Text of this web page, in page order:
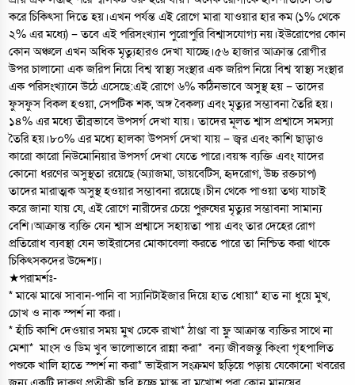
করে চিকিৎসা দিতে হয়।এখন পর্যন্ত এই রোগে মারা যাওয়ার হার কম (১% থেকে
২% এর মধ্যে) – তবে এই পরিসংখ্যান পুরোপুরি বিশ্বাসযোগ্য নয়।ইউরোপের কোন
কোন অঞ্চলে এখন অধিক মৃত্যুহারও দেখা যাচ্ছে।৫৬ হাজার আক্রান্ত রোগীর
উপর চালানো এক জরিপ নিয়ে বিশ্ব স্বাস্থ্য সংস্থার এক জরিপ নিয়ে বিশ্ব স্বাস্থ্য সংস্থার
এক পরিসংখ্যানে উঠে এসেছে:এই রোগে ৬% কঠিনভাবে অসুস্থ হয় – তাদের
ফুসফুস বিকল হওয়া, সেপটিক শক, অঙ্গ বৈকল্য এবং মৃত্যুর সম্ভাবনা তৈরি হয়।
১৪% এর মধ্যে তীব্রভাবে উপসর্গ দেখা যায়। তাদের মূলত শ্বাস প্রশ্বাসে সমস্যা
তৈরি হয়।৮০% এর মধ্যে হালকা উপসর্গ দেখা যায় – জ্বর এবং কাশি ছাড়াও
কারো কারো নিউমোনিয়ার উপসর্গ দেখা যেতে পারে।বয়স্ক ব্যক্তি এবং যাদের
কোনো ধরণের অসুস্থতা রয়েছে (অ্যাজমা, ডায়বেটিস, হৃদরোগ, উচ্চ রক্তচাপ)
তাদের মারাত্মক অসুস্থ হওয়ার সম্ভাবনা রয়েছে।চীন থেকে পাওয়া তথ্য যাচাই
করে জানা যায় যে, এই রোগে নারীদের চেয়ে পুরুষের মৃত্যুর সম্ভাবনা সামান্য
বেশি।আক্রান্ত ব্যক্তি যেন শ্বাস প্রশ্বাসে সহায়তা পায় এবং তার দেহের রোগ
প্রতিরোধ ব্যবস্থা যেন ভাইরাসের মোকাবেলা করতে পারে তা নিশ্চিত করা থাকে
চিকিৎসকদের উদ্দেশ্য।
★পরামর্শঃ-
* মাঝে মাঝে সাবান-পানি বা স্যানিটাইজার দিয়ে হাত ধোয়া* হাত না ধুয়ে মুখ,
চোখ ও নাক স্পর্শ না করা।
* হাঁচি কাশি দেওয়ার সময় মুখ ঢেকে রাখা* ঠাণ্ডা বা ফ্লু আক্রান্ত ব্যক্তির সাথে না
মেশা* মাংস ও ডিম খুব ভালোভাবে রান্না করা* বন্য জীবজন্তু কিংবা গৃহপালিত
পশুকে খালি হাতে স্পর্শ না করা* ভাইরাস সংক্রমণ ছড়িয়ে পড়ায় যেকোনো খবরের